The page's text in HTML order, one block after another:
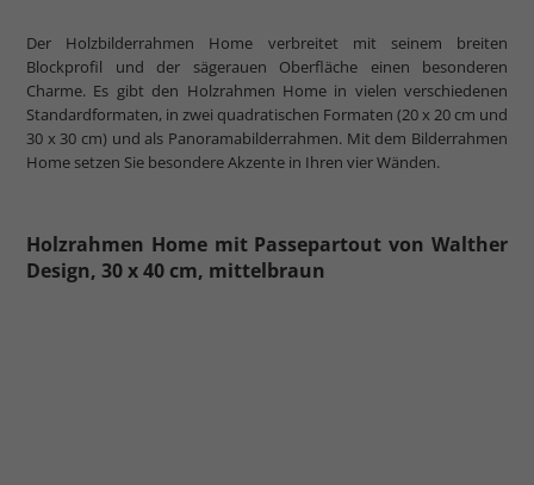
Der Holzbilderrahmen Home verbreitet mit seinem breiten
Blockprofil und der sägerauen Oberfläche einen besonderen
Charme. Es gibt den Holzrahmen Home in vielen verschiedenen
Standardformaten, in zwei quadratischen Formaten (20 x 20 cm und
30 x 30 cm) und als Panoramabilderrahmen. Mit dem Bilderrahmen
Home setzen Sie besondere Akzente in Ihren vier Wänden.
Holzrahmen Home mit Passepartout von Walther
Design, 30 x 40 cm, mittelbraun